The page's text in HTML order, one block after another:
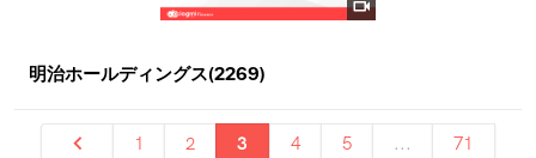
明治ホールディングス(2269)
1 2 3 4 5 ... 71